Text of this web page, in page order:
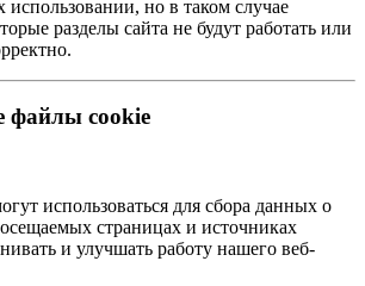
использовании, но в таком случае
разделы сайта не будут работать или
файлы cookie
использоваться для сбора данных о
страницах и источниках
и улучшать работу нашего веб-